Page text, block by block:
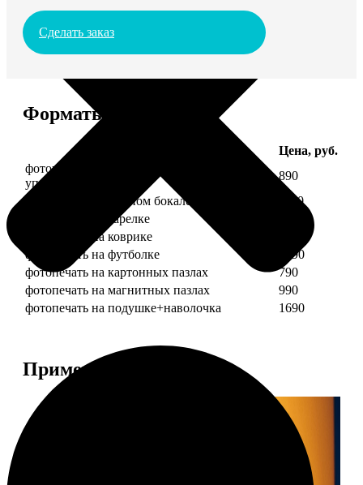
Сделать заказ
Форматы и цены
Цена, руб.
фотопечать на кружке + подарочная
упаковка
890
фотопечать на пивном бокале
1190
фотопечать на тарелке
фотопечать на коврике
фотопечать на футболке
1490
фотопечать на картонных пазлах
790
фотопечать на магнитных пазлах
990
фотопечать на подушке+наволочка
1690
Примеры работ